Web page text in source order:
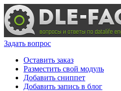
Задать вопрос
Оставить заказ
Разместить свой модуль
Добавить сниппет
Добавить запись в блог